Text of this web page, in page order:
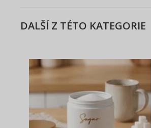
DALŠÍ Z TÉTO KATEGORIE